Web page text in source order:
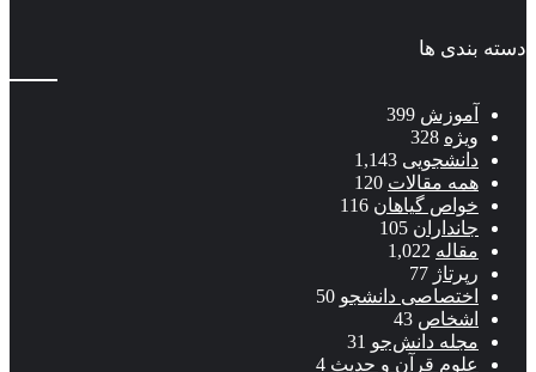
دسته بندی ها
آموزش 399
ویژه 328
دانشجویی 1,143
همه مقالات 120
خواص گیاهان 116
جانداران 105
مقاله 1,022
رپرتاژ 77
اختصاصی دانشجو 50
اشخاص 43
مجله دانش‌جو 31
علوم قرآن و حدیث 4